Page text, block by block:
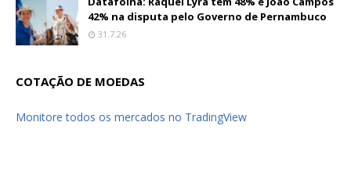
42% na disputa pelo Governo de Pernambuco
31.7.26
COTAÇÃO DE MOEDAS
Monitore todos os mercados no TradingView